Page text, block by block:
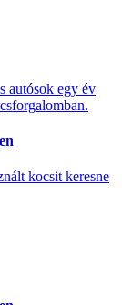
autósok egy év
kocsit keresne